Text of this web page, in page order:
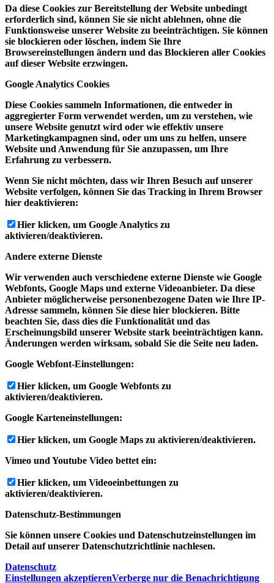
Da diese Cookies zur Bereitstellung der Website unbedingt
erforderlich sind, können Sie sie nicht ablehnen, ohne die
Funktionsweise unserer Website zu beeinträchtigen. Sie können
sie blockieren oder löschen, indem Sie Ihre
Browsereinstellungen ändern und das Blockieren aller Cookies
auf dieser Website erzwingen.
Google Analytics Cookies
Diese Cookies sammeln Informationen, die entweder in
aggregierter Form verwendet werden, um zu verstehen, wie
unsere Website genutzt wird oder wie effektiv unsere
Marketingkampagnen sind, oder um uns zu helfen, unsere
Website und Anwendung für Sie anzupassen, um Ihre
Erfahrung zu verbessern.
Wenn Sie nicht möchten, dass wir Ihren Besuch auf unserer
Website verfolgen, können Sie das Tracking in Ihrem Browser
hier deaktivieren:
Hier klicken, um Google Analytics zu
aktivieren/deaktivieren.
Andere externe Dienste
Wir verwenden auch verschiedene externe Dienste wie Google
Webfonts, Google Maps und externe Videoanbieter. Da diese
Anbieter möglicherweise personenbezogene Daten wie Ihre IP-
Adresse sammeln, können Sie diese hier blockieren. Bitte
beachten Sie, dass dies die Funktionalität und das
Erscheinungsbild unserer Website stark beeinträchtigen kann.
Änderungen werden wirksam, sobald Sie die Seite neu laden.
Google Webfont-Einstellungen:
Hier klicken, um Google Webfonts zu
aktivieren/deaktivieren.
Google Karteneinstellungen:
Hier klicken, um Google Maps zu aktivieren/deaktivieren.
Vimeo und Youtube Video bettet ein:
Hier klicken, um Videoeinbettungen zu
aktivieren/deaktivieren.
Datenschutz-Bestimmungen
Sie können unsere Cookies und Datenschutzeinstellungen im
Detail auf unserer Datenschutzrichtlinie nachlesen.
Datenschutz
Einstellungen akzeptierenVerberge nur die Benachrichtigung